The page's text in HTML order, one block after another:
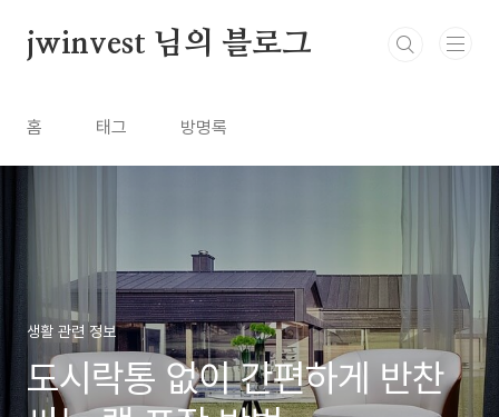
jwinvest 님의 블로그
홈 태그 방명록
생활 관련 정보
도시락통 없이 간편하게 반찬